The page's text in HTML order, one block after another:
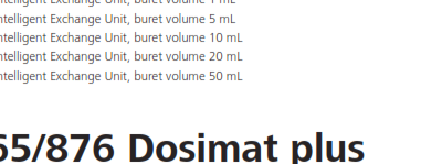
HOT